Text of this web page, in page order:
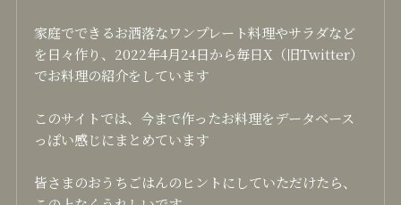
家庭でできるお洒落なワンプレート料理やサラダなど
を日々作り、2022年4月24日から毎日X（旧Twitter）
でお料理の紹介をしています
このサイトでは、今まで作ったお料理をデータベース
っぽい感じにまとめています
皆さまのおうちごはんのヒントにしていただけたら、